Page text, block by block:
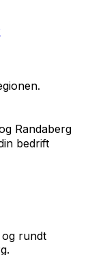
Randaberg
bedrift
rundt